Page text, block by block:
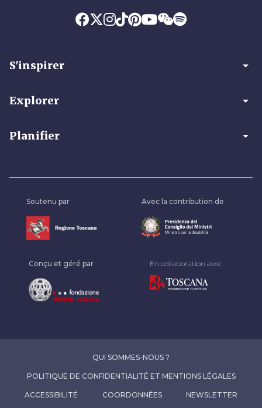
S'inspirer arrow_drop_down
Explorer arrow_drop_down
Planifier arrow_drop_down
Soutenu par Avec la contribution de
Conçu et géré par En collaboration avec
QUI SOMMES-NOUS ?
POLITIQUE DE CONFIDENTIALITÉ ET MENTIONS LÉGALES
ACCESSIBILITÉ COORDONNÉES NEWSLETTER